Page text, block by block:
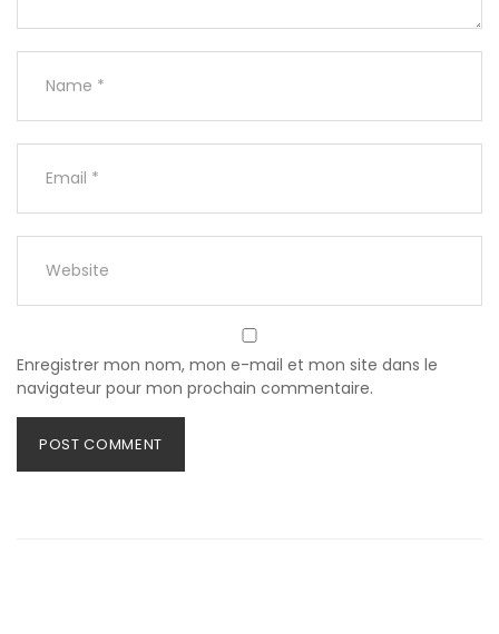
Enregistrer mon nom, mon e-mail et mon site dans le
navigateur pour mon prochain commentaire.